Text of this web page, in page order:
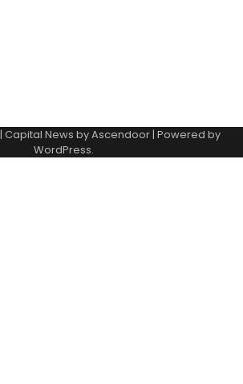
| Capital News byAscendoor| Powered by
WordPress.